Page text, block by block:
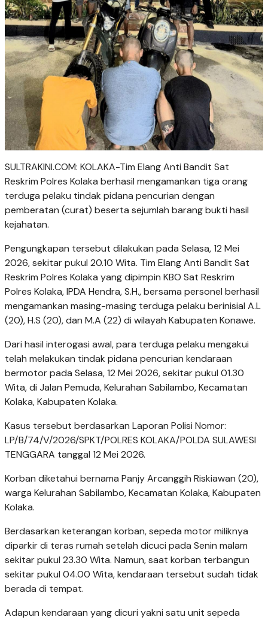
SULTRAKINI.COM: KOLAKA-Tim Elang Anti Bandit Sat
Reskrim Polres Kolaka berhasil mengamankan tiga orang
terduga pelaku tindak pidana pencurian dengan
pemberatan (curat) beserta sejumlah barang bukti hasil
kejahatan.
Pengungkapan tersebut dilakukan pada Selasa, 12 Mei
2026, sekitar pukul 20.10 Wita. Tim Elang Anti Bandit Sat
Reskrim Polres Kolaka yang dipimpin KBO Sat Reskrim
Polres Kolaka, IPDA Hendra, S.H., bersama personel berhasil
mengamankan masing-masing terduga pelaku berinisial A.L
(20), H.S (20), dan M.A (22) di wilayah Kabupaten Konawe.
Dari hasil interogasi awal, para terduga pelaku mengakui
telah melakukan tindak pidana pencurian kendaraan
bermotor pada Selasa, 12 Mei 2026, sekitar pukul 01.30
Wita, di Jalan Pemuda, Kelurahan Sabilambo, Kecamatan
Kolaka, Kabupaten Kolaka.
Kasus tersebut berdasarkan Laporan Polisi Nomor:
LP/B/74/V/2026/SPKT/POLRES KOLAKA/POLDA SULAWESI
TENGGARA tanggal 12 Mei 2026.
Korban diketahui bernama Panjy Arcanggih Riskiawan (20),
warga Kelurahan Sabilambo, Kecamatan Kolaka, Kabupaten
Kolaka.
Berdasarkan keterangan korban, sepeda motor miliknya
diparkir di teras rumah setelah dicuci pada Senin malam
sekitar pukul 23.30 Wita. Namun, saat korban terbangun
sekitar pukul 04.00 Wita, kendaraan tersebut sudah tidak
berada di tempat.
Adapun kendaraan yang dicuri yakni satu unit sepeda